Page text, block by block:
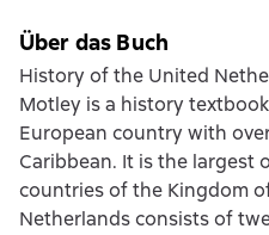
Über das Buch
History of the United
Motley is a history
European country with
Caribbean. It is the largest
countries of the Kingdom
Netherlands consists of